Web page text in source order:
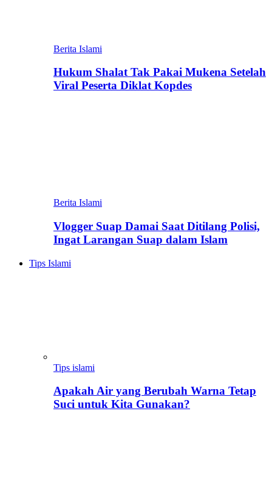
Berita Islami
Hukum Shalat Tak Pakai Mukena Setelah
Viral Peserta Diklat Kopdes
Berita Islami
Vlogger Suap Damai Saat Ditilang Polisi,
Ingat Larangan Suap dalam Islam
Tips Islami
Tips islami
Apakah Air yang Berubah Warna Tetap
Suci untuk Kita Gunakan?